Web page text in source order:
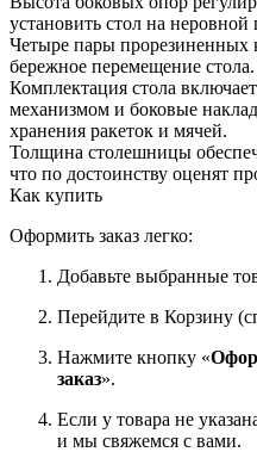
установить стол на неровной
Четыре пары прорезиненных
бережное перемещение стола.
Комплектация стола
механизмом и боковые
хранения ракеток и мячей.
Толщина столешницы
что по достоинству оценят
Как купить
Оформить заказ легко:
Добавьте выбранные
Перейдите в Корзину
Нажмите кнопку «
заказ».
Если у товара не
и мы свяжемся с вами.